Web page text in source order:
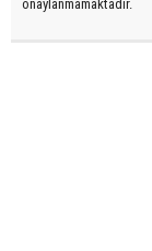
onaylanmamaktadır.